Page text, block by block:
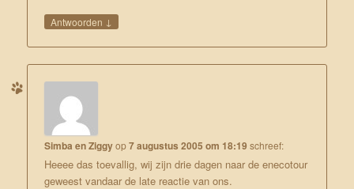
Antwoorden ↓
Simba en Ziggyop7 augustus 2005 om 18:19 schreef:
Heeee das toevallig, wij zijn drie dagen naar de enecotour
geweest vandaar de late reactie van ons.